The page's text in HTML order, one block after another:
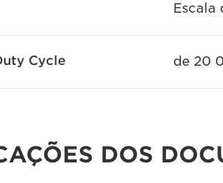
Escala
Cycle de 20
DOS